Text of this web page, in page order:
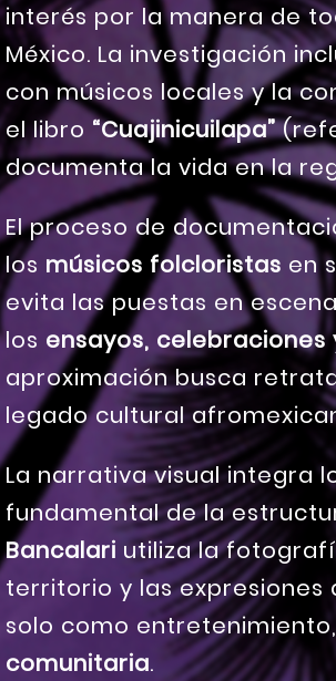
interés por la manera de
México. La investigación
con músicos locales y la
el libro “Cuajinicuilapa”
documenta la vida en la
El proceso de
los músicos folcloristas en
evita las puestas en
los ensayos,
aproximación busca
legado cultural
La narrativa visual integra
fundamental de la
Bancalari utiliza la
territorio y las expresiones
solo como
comunitaria.